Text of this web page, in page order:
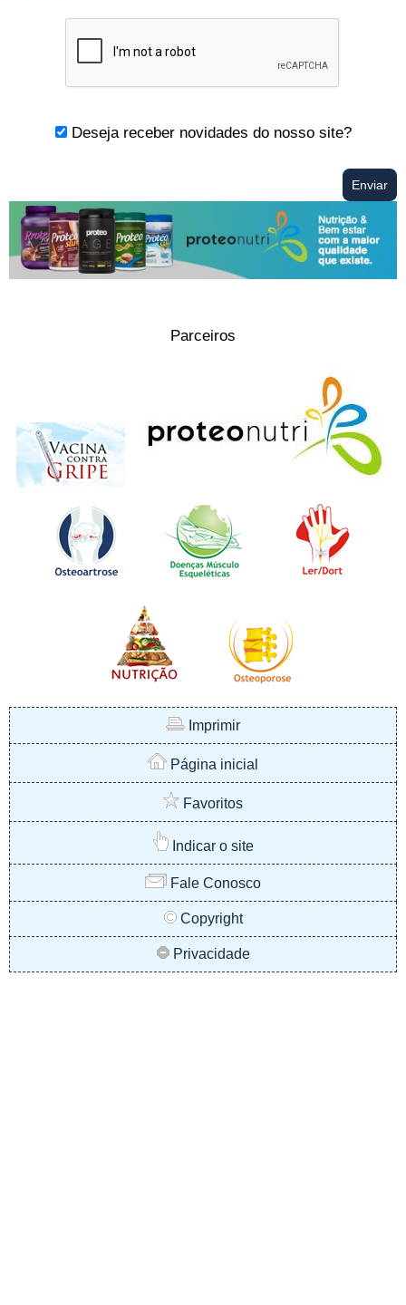
Deseja receber novidades do nosso site?
Parceiros
Imprimir
Página inicial
Favoritos
Indicar o site
Fale Conosco
Copyright
Privacidade